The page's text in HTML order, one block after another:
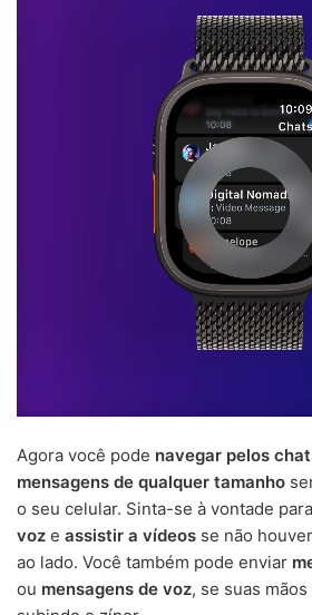
Agora você pode navegar pelos
mensagens de qualquer tamanho
o seu celular. Sinta-se à vontade para
voz e assistir a vídeos se não
ao lado. Você também pode enviar
ou mensagens de voz, se suas